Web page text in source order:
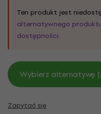
Ten produkt jest
alternatywnego
dostępności.
Wybierz alternatywę
Zapytać się